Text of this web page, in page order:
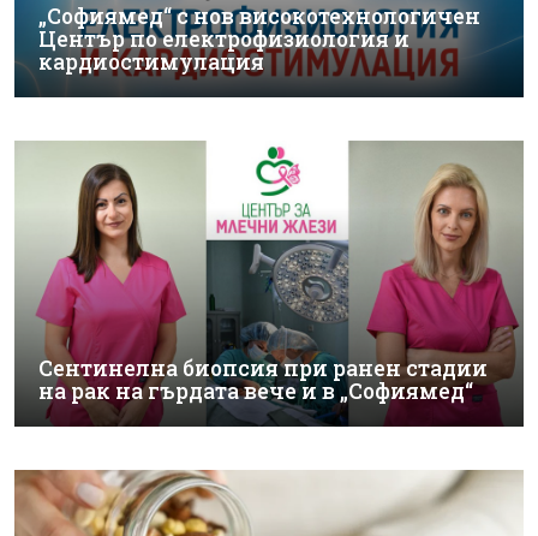
„Софиямед“ с нов високотехнологичен
Център по електрофизиология и
кардиостимулация
Сентинелна биопсия при ранен стадии
на рак на гърдата вече и в „Софиямед“